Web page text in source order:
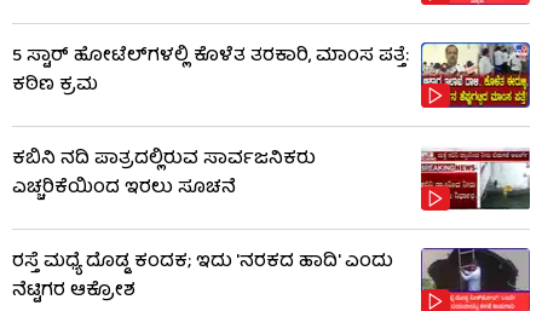
5 ಸ್ಟಾರ್ ಹೋಟೆಲ್​​ಗಳಲ್ಲಿ ಕೊಳೆತ ತರಕಾರಿ, ಮಾಂಸ ಪತ್ತೆ:
ಕಠಿಣ ಕ್ರಮ
ಕಬಿನಿ ನದಿ ಪಾತ್ರದಲ್ಲಿರುವ ಸಾರ್ವಜನಿಕರು
ಎಚ್ಚರಿಕೆಯಿಂದ ಇರಲು ಸೂಚನೆ
ರಸ್ತೆ ಮಧ್ಯೆ ದೊಡ್ಡ ಕಂದಕ; ಇದು 'ನರಕದ ಹಾದಿ' ಎಂದು
ನೆಟ್ಟಿಗರ ಆಕ್ರೋಶ